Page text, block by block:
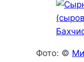
Фото: ©